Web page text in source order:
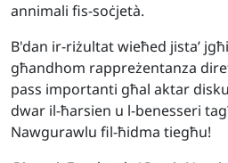
annimali fis-soċjetà.
B'dan ir-riżultat wieħed jista’
għandhom rappreżentanza
pass importanti għal aktar
dwar il-ħarsien u l-benesseri
Nawgurawlu fil-ħidma tiegħu!